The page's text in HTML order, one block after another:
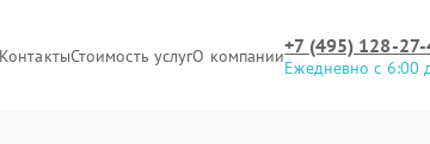
КонтактыСтоимость услугО компании+7 (495) 128-27-
Ежедневно с 6:00